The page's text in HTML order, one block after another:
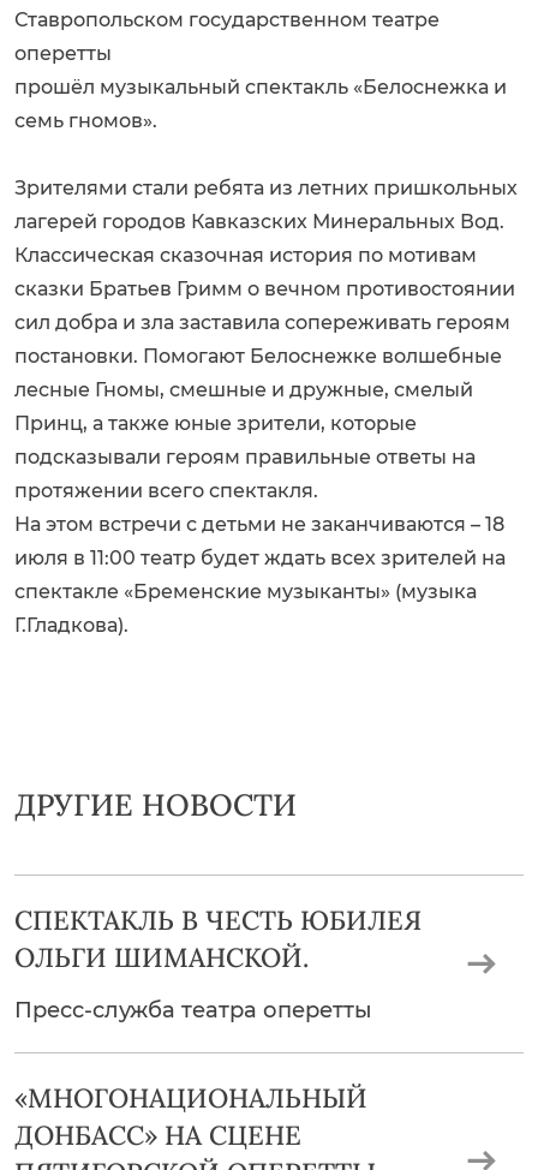
Ставропольском государственном театре
оперетты
прошёл музыкальный спектакль «Белоснежка и
семь гномов».
Зрителями стали ребята из летних пришкольных
лагерей городов Кавказских Минеральных Вод.
Классическая сказочная история по мотивам
сказки Братьев Гримм о вечном противостоянии
сил добра и зла заставила сопереживать героям
постановки. Помогают Белоснежке волшебные
лесные Гномы, смешные и дружные, смелый
Принц, а также юные зрители, которые
подсказывали героям правильные ответы на
протяжении всего спектакля.
На этом встречи с детьми не заканчиваются – 18
июля в 11:00 театр будет ждать всех зрителей на
спектакле «Бременские музыканты» (музыка
Г.Гладкова).
ДРУГИЕ НОВОСТИ
СПЕКТАКЛЬ В ЧЕСТЬ ЮБИЛЕЯ
ОЛЬГИ ШИМАНСКОЙ.
Пресс-служба театра оперетты
«МНОГОНАЦИОНАЛЬНЫЙ
ДОНБАСС» НА СЦЕНЕ